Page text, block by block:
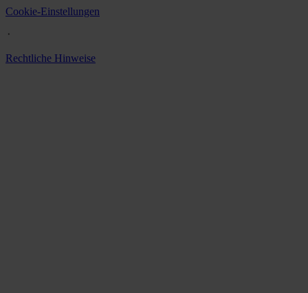
Cookie-Einstellungen
᛫
Rechtliche Hinweise